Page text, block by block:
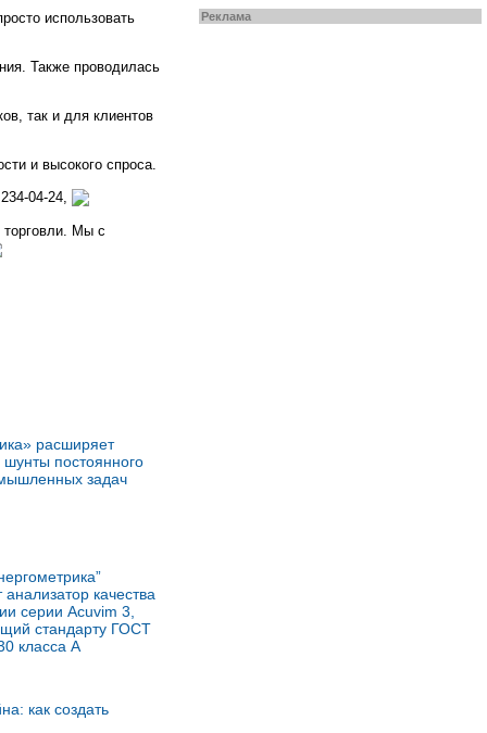
Реклама
использовать
Также проводилась
так и для клиентов
и высокого спроса.
04-24,
торговли. Мы с
расширяет
шунты постоянного
задач
анализатор качества
серии Acuvim 3,
стандарту ГОСТ
класса А
как создать